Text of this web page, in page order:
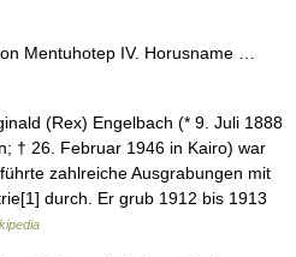
Mentuhotep IV. Horusname …
(Rex) Engelbach (* 9. Juli 1888
† 26. Februar 1946 in Kairo) war
zahlreiche Ausgrabungen mit
durch. Er grub 1912 bis 1913